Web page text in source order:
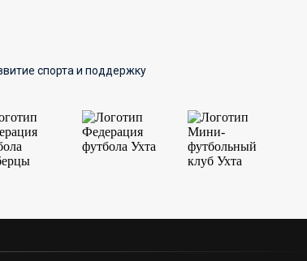
спорта и поддержку